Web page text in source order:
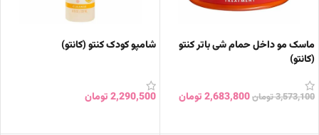
ماسک مو داخل حمام شی باتر کنتو
(کانتو)
3,573,100تومان2,683,800تومان
شامپو کودک کنتو (کانتو)
2,290,500تومان